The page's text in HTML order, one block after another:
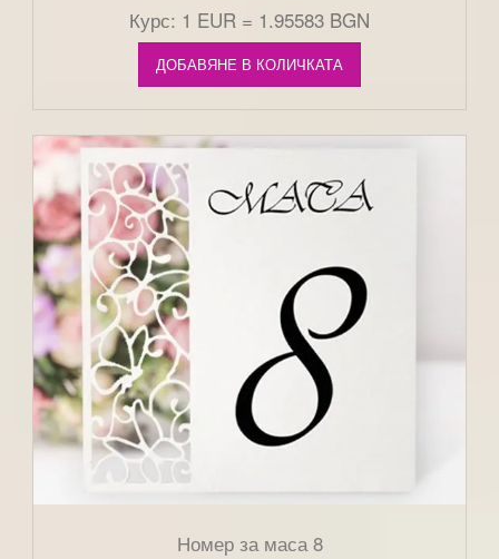
Курс: 1 EUR = 1.95583 BGN
ДОБАВЯНЕ В КОЛИЧКАТА
Номер за маса 8